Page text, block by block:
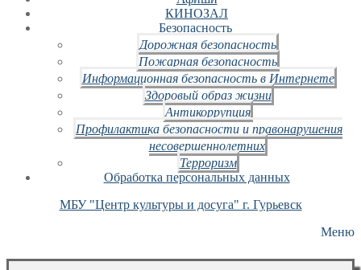
КИНОЗАЛ
Безопасность
Дорожная безопасность
Пожарная безопасность
Информационная безопасность в Интернете
Здоровый образ жизни
Антикоррупция
Профилактика безопасности и правонарушения
несовершеннолетних
Терроризм
Обработка персональных данных
МБУ "Центр культуры и досуга" г. Гурьевск
Меню